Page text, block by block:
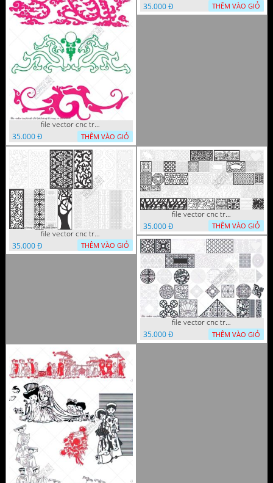
file vector cnc tranh chi tiet trang tri rong co cnc
35.000 Đ
THÊM VÀO GIỎ
35.000 Đ
THÊM VÀO GIỎ
file vector cnc trang tri tranh du loai
35.000 Đ
THÊM VÀO GIỎ
file vector cnc trang tri tranh decor
35.000 Đ
THÊM VÀO GIỎ
file vector cnc trang tri khoi tron tru nghe thuat
35.000 Đ
THÊM VÀO GIỎ